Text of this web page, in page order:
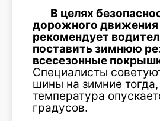
В целях
дорожного
рекомендует
поставить зимнюю
всесезонные
Специалисты
шины на зимние тогда,
температура
градусов.